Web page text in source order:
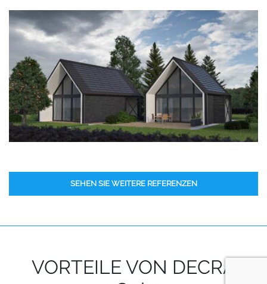
SEHEN SIE WEITERE REFERENZEN
VORTEILE VON DECRA